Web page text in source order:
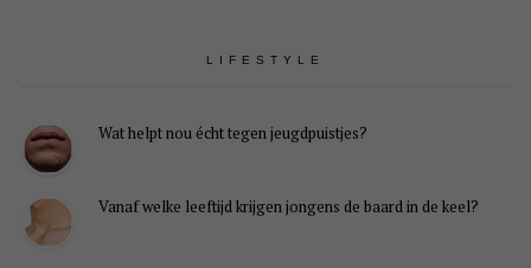
LIFESTYLE
Wat helpt nou écht tegen jeugdpuistjes?
Vanaf welke leeftijd krijgen jongens de baard in de keel?